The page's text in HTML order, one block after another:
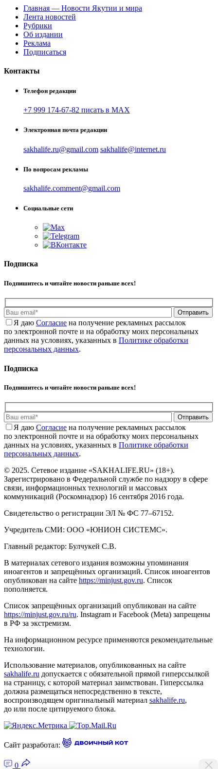
Главная — Новости Якутии и мира
Лента новостей
Рубрики
Об издании
Реклама
Подписаться
Контакты
Телефон редакции
+7 999 174-67-82 писать в MAX
Электронная почта редакции
sakhalife.ru@gmail.com sakhalife@internet.ru
По вопросам рекламы
sakhalife.comment@gmail.com
Социальные сети
Подписка
Подпишитесь и читайте новости раньше всех!
Отправить
Я даю Cогласие на получение рекламных рассылок
по электронной почте и на обработку моих персональных
данных на условиях, указанных в Политике обработки
персональных данных.
Подписка
Подпишитесь и читайте новости раньше всех!
Отправить
Я даю Cогласие на получение рекламных рассылок
по электронной почте и на обработку моих персональных
данных на условиях, указанных в Политике обработки
персональных данных.
© 2025. Сетевое издание «SAKHALIFE.RU» (18+).
Зарегистрировано в Федеральной службе по надзору в сфере
связи, информационных технологий и массовых
коммуникаций (Роскомнадзор) 16 сентября 2016 года.
Свидетельство о регистрации ЭЛ № ФС 77–67152.
Учредитель СМИ: ООО «ЮНИОН СИСТЕМС».
Главный редактор: Булчукей С.В.
В материалах сетевого издания возможны упоминания
иноагентов и запрещённых организаций. Список иноагентов
опубликован на сайте https://minjust.gov.ru. Список
пополняется.
Список запрещённых организаций опубликован на сайте
https://minjust.gov.ru/ru. Instagram и Facebook (Metа) запрещены
в РФ за экстремизм.
На информационном ресурсе применяются рекомендательные
технологии.
Использование материалов, опубликованных на сайте
sakhalife.ru допускается с обязательной прямой гиперссылкой
на страницу, с которой материал заимствован. Гиперссылка
должна размещаться непосредственно в тексте,
воспроизводящем оригинальный материал sakhalife.ru,
до или после цитируемого блока.
Сайт разработал:
0